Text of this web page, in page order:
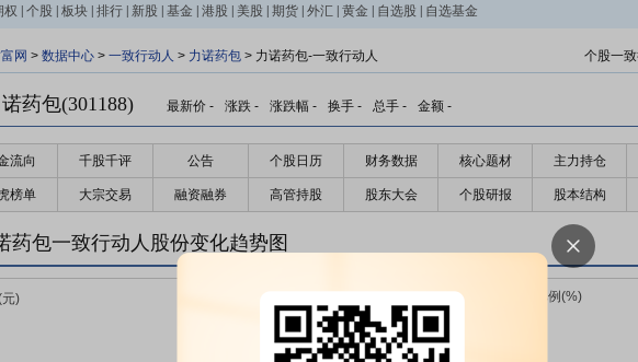
权 个股 板块 排行 新股 基金 港股 美股 期货 外汇 黄金 自选股 自选基金
网 > 数据中心 > 一致行动人 > 力诺药包 > 力诺药包-一致行动人 个股一致
药包(301188) 最新价 - 涨跌 - 涨跌幅 - 换手 - 总手 - 金额 -
流向 千股千评 公告 个股日历 财务数据 核心题材 主力持仓
榜单 大宗交易 融资融券 高管持股 股东大会 个股研报 股本结构
药包一致行动人股份变化趋势图